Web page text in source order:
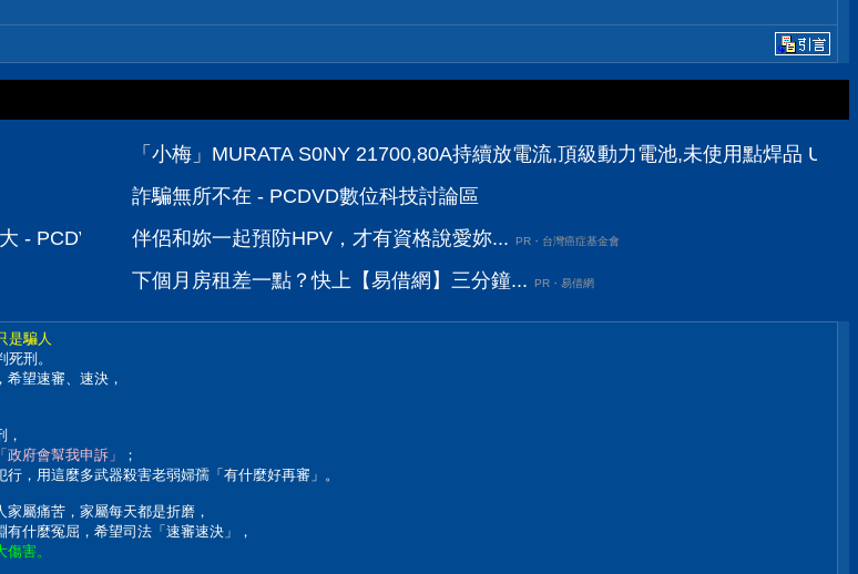
- PCDVD數位科技討論區
「小梅」MURATA S0NY 21700,80A持續放電流,頂級動力電池,未使用點焊品
詐騙無所不在 - PCDVD數位科技討論區
伴侶和妳一起預防HPV，才有資格說愛妳...
PR・台灣癌症基金會
下個月房租差一點？快上【易借網】三分鐘... PR・易借網
是騙人
刑。
望速審、速決，
府會幫我申訴」
；
，用這麼多武器殺害老弱婦孺「有什麼好再審」。
屬痛苦，家屬每天都是折磨，
什麼冤屈，希望司法「速審速決」，
害。